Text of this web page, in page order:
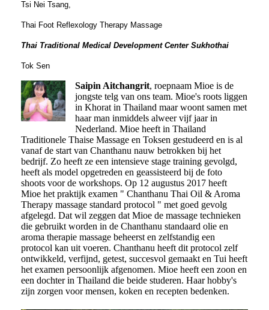
Tsi Nei Tsang,
Thai Foot Reflexology Therapy Massage
Thai Traditional Medical Development Center Sukhothai
Tok Sen
Saipin Aitchangrit, roepnaam Mioe is de
jongste telg van ons team. Mioe's roots liggen
in Khorat in Thailand maar woont samen met
haar man inmiddels alweer vijf jaar in
Nederland. Mioe heeft in Thailand
Traditionele Thaise Massage en Toksen gestudeerd en is al
vanaf de start van Chanthanu nauw betrokken bij het
bedrijf. Zo heeft ze een intensieve stage training gevolgd,
heeft als model opgetreden en geassisteerd bij de foto
shoots voor de workshops. Op 12 augustus 2017 heeft
Mioe het praktijk examen " Chanthanu Thai Oil & Aroma
Therapy massage standard protocol " met goed gevolg
afgelegd. Dat wil zeggen dat Mioe de massage technieken
die gebruikt worden in de Chanthanu standaard olie en
aroma therapie massage beheerst en zelfstandig een
protocol kan uit voeren. Chanthanu heeft dit protocol zelf
ontwikkeld, verfijnd, getest, succesvol gemaakt en Tui heeft
het examen persoonlijk afgenomen. Mioe heeft een zoon en
een dochter in Thailand die beide studeren. Haar hobby's
zijn zorgen voor mensen, koken en recepten bedenken.